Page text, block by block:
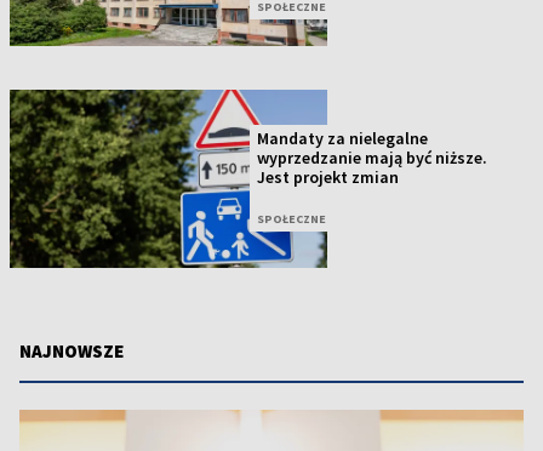
SPOŁECZNE
Mandaty za nielegalne
wyprzedzanie mają być niższe.
Jest projekt zmian
SPOŁECZNE
NAJNOWSZE